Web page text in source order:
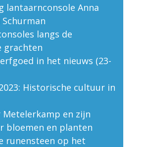
lantaarnconsole Anna
langs de
grachten
in het nieuws (23-
Historische cultuur in
Metelerkamp en zijn
bloemen en planten
runensteen op het